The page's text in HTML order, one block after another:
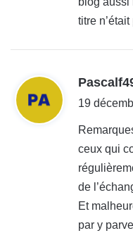
titre
19
ceux qui
de
Et
par y